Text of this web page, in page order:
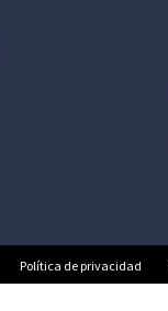
Política de privacidad